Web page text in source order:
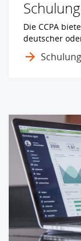
Die CCPA
deutscher